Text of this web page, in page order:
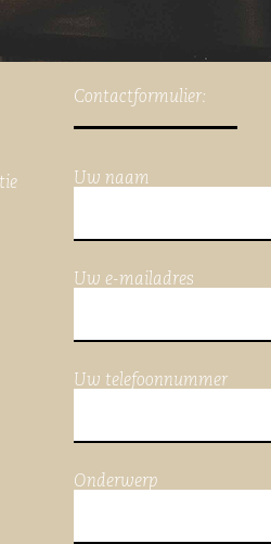
Contactformulier:
Uw naam
Uw e-mailadres
Uw telefoonnummer
Onderwerp